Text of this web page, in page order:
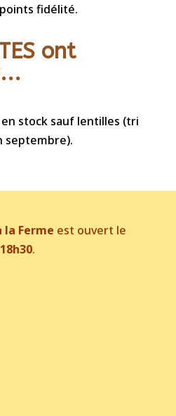
fidélité.
ont
stock sauf lentilles (tri
septembre).
la Ferme est ouvert le
.